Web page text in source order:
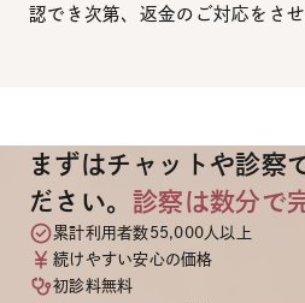
認でき次第、返金のご対応をさ
まずはチャットや診察
ださい。 診察は数分で
累計利用者数55,000人以上
続けやすい安心の価格
初診料無料